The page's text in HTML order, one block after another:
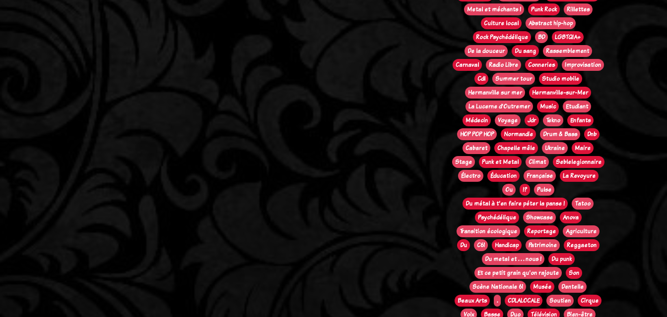
Metal et méchants !
Punk Rock
Rillettes
Culture local
Abstract hip-hop
Rock Psychédélique
BD
LGBTQIA+
De la douceur
Du sang
Rassemblement
Carnaval
Radio Libre Conneries
Improvisation
Cdl
Summer tour
Studio mobile
Hermanville sur mer
Hermanville-sur-Mer
La Lucerne d'Outremer
Music
Etudiant
Médecin
Voyage Jdr Tekno
Enfants
HOP POP HOP
Normandie Drum & Bass
Dnb
Cabaret
Chapelle mêle Ukraine
Maire
Stage
Punk et Metal Climat
Seblelegionnaire
Électro
Éducation Française
La Revoyure
Ou
!?
Pulse
Du métal à t'en faire péter la panse !
Tatoo
Psychédélique
Showcase
Anova
Transition écologique
Reportage
Agriculture
Du
C61 Handicap Patrimoine
Reggaeton
Du metal et . . . nous !
Du punk
Et ce petit grain qu'on rajoute
Son
Scène Nationale 61
Musée
Dentelle
Beaux Arts
. CDLALOCALE Soutien
Cirque
Voix
Basse Duo Télévision
Bien-être